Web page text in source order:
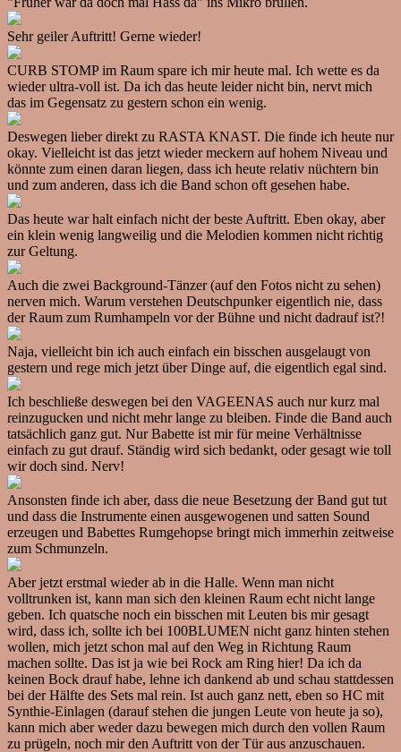
Sehr geiler Auftritt! Gerne wieder!
CURB STOMP im Raum spare ich mir heute mal. Ich wette es da
wieder ultra-voll ist. Da ich das heute leider nicht bin, nervt mich
das im Gegensatz zu gestern schon ein wenig.
Deswegen lieber direkt zu RASTA KNAST. Die finde ich heute nur
okay. Vielleicht ist das jetzt wieder meckern auf hohem Niveau und
könnte zum einen daran liegen, dass ich heute relativ nüchtern bin
und zum anderen, dass ich die Band schon oft gesehen habe.
Das heute war halt einfach nicht der beste Auftritt. Eben okay, aber
ein klein wenig langweilig und die Melodien kommen nicht richtig
zur Geltung.
Auch die zwei Background-Tänzer (auf den Fotos nicht zu sehen)
nerven mich. Warum verstehen Deutschpunker eigentlich nie, dass
der Raum zum Rumhampeln vor der Bühne und nicht dadrauf ist?!
Naja, vielleicht bin ich auch einfach ein bisschen ausgelaugt von
gestern und rege mich jetzt über Dinge auf, die eigentlich egal sind.
Ich beschließe deswegen bei den VAGEENAS auch nur kurz mal
reinzugucken und nicht mehr lange zu bleiben. Finde die Band auch
tatsächlich ganz gut. Nur Babette ist mir für meine Verhältnisse
einfach zu gut drauf. Ständig wird sich bedankt, oder gesagt wie toll
wir doch sind. Nerv!
Ansonsten finde ich aber, dass die neue Besetzung der Band gut tut
und dass die Instrumente einen ausgewogenen und satten Sound
erzeugen und Babettes Rumgehopse bringt mich immerhin zeitweise
zum Schmunzeln.
Aber jetzt erstmal wieder ab in die Halle. Wenn man nicht
volltrunken ist, kann man sich den kleinen Raum echt nicht lange
geben. Ich quatsche noch ein bisschen mit Leuten bis mir gesagt
wird, dass ich, sollte ich bei 100BLUMEN nicht ganz hinten stehen
wollen, mich jetzt schon mal auf den Weg in Richtung Raum
machen sollte. Das ist ja wie bei Rock am Ring hier! Da ich da
keinen Bock drauf habe, lehne ich dankend ab und schau stattdessen
bei der Hälfte des Sets mal rein. Ist auch ganz nett, eben so HC mit
Synthie-Einlagen (darauf stehen die jungen Leute von heute ja so),
kann mich aber weder dazu bewegen mich durch den vollen Raum
zu prügeln, noch mir den Auftritt von der Tür aus anzuschauen.